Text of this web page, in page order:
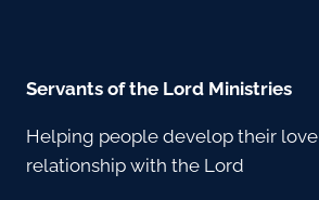
Servants of the Lord Ministries
Helping people develop their love
relationship with the Lord